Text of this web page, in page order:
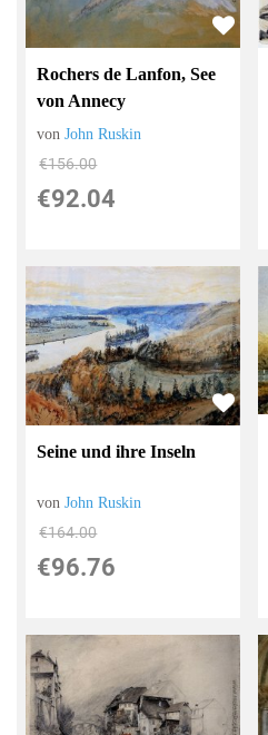
Rochers de Lanfon, See
von Annecy
vonJohn Ruskin
€156.00
€92.04
Seine und ihre Inseln
vonJohn Ruskin
€164.00
€96.76